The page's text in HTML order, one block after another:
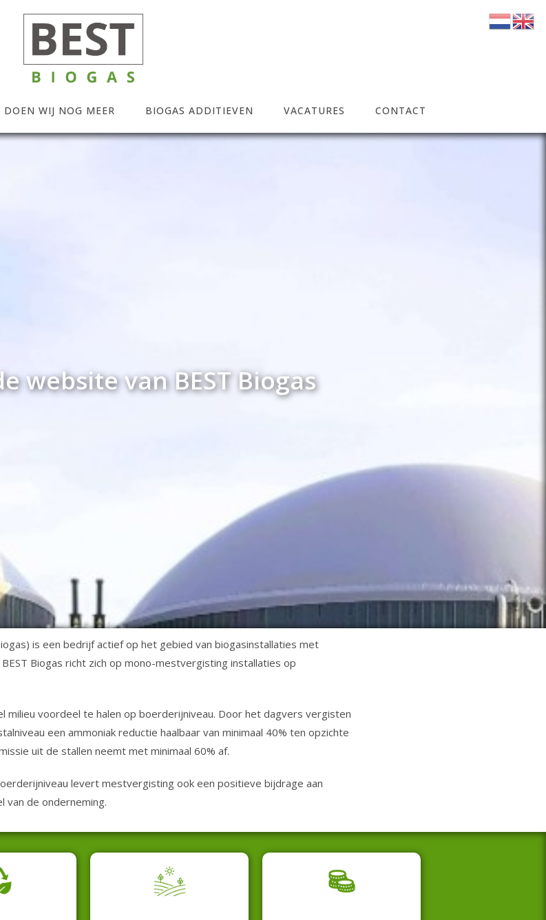
DOEN WIJ NOG MEER BIOGAS ADDITIEVEN VACATURES CONTACT
website van BEST Biogas
is een bedrijf actief op het gebied van biogasinstallaties met
Biogas richt zich op mono-mestvergisting installaties op
milieu voordeel te halen op boerderijniveau. Door het dagvers vergisten
een ammoniak reductie haalbaar van minimaal 40% ten opzichte
uit de stallen neemt met minimaal 60% af.
levert mestvergisting ook een positieve bijdrage aan
van de onderneming.